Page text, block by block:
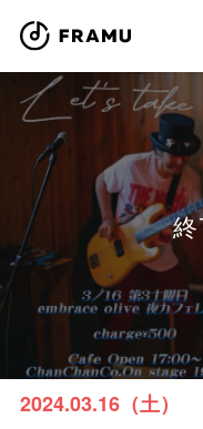
2024.03.16（土）